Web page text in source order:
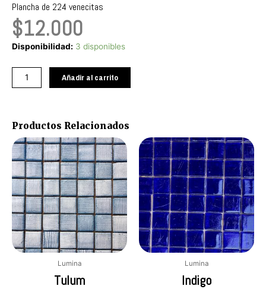
Plancha de 224 venecitas
$12.000
Disponibilidad: 3 disponibles
Bacalar
Añadir al carrito
Productos Relacionados
Lumina
Tulum
Lumina
Indigo